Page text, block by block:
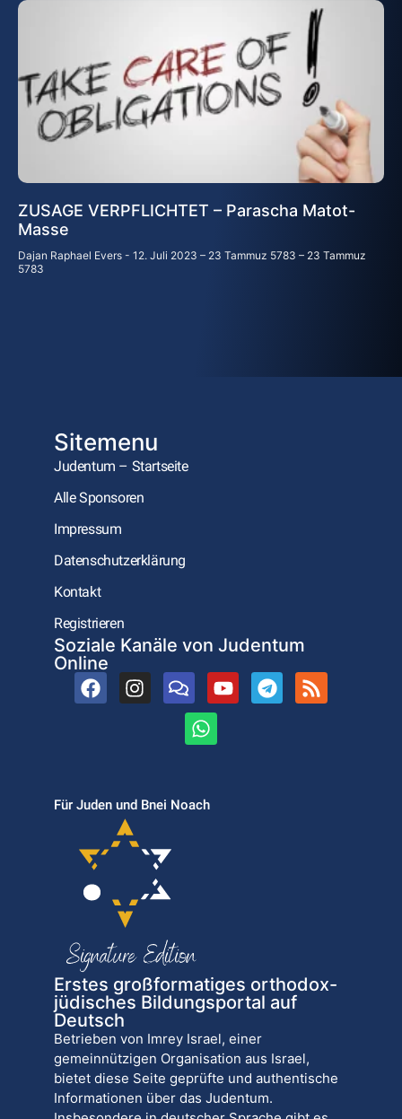
ZUSAGE VERPFLICHTET – Parascha Matot-
Masse
Dajan Raphael Evers
12. Juli 2023 – 23 Tammuz 5783 – 23 Tammuz
5783
Sitemenu
Judentum – Startseite
Alle Sponsoren
Impressum
Datenschutzerklärung
Kontakt
Registrieren
Soziale Kanäle von Judentum
Online
Für Juden und Bnei Noach
Erstes großformatiges orthodox-
jüdisches Bildungsportal auf
Deutsch
Betrieben von Imrey Israel, einer
gemeinnützigen Organisation aus Israel,
bietet diese Seite geprüfte und authentische
Informationen über das Judentum.